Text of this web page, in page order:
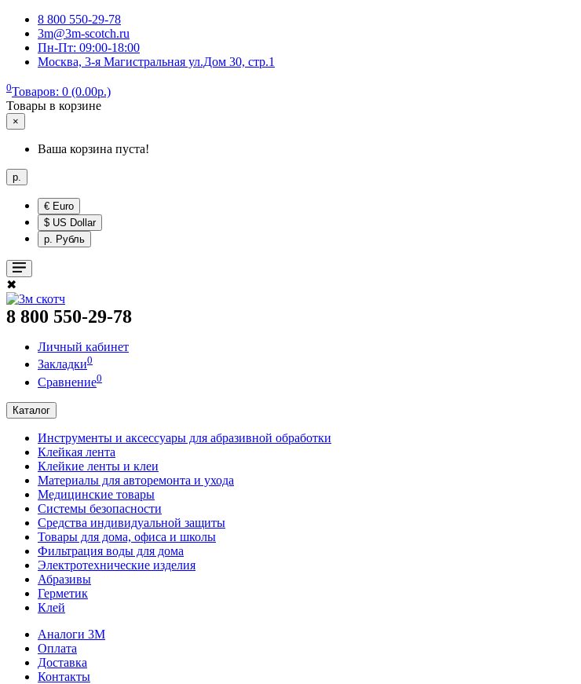
8 800 550-29-78
3m@3m-scotch.ru
Пн-Пт: 09:00-18:00
Москва, 3-я Магистральная ул.Дом 30, стр.1
0Товаров: 0 (0.00р.)
Товары в корзине
×
Ваша корзина пуста!
р.
€ Euro
$ US Dollar
р. Рубль
✖
8 800 550-29-78
Личный кабинет
Закладки0
Сравнение0
Каталог
Инструменты и аксессуары для абразивной обработки
Клейкая лента
Клейкие ленты и клеи
Материалы для авторемонта и ухода
Медицинские товары
Системы безопасности
Средства индивидуальной защиты
Товары для дома, офиса и школы
Фильтрация воды для дома
Электротехнические изделия
Абразивы
Герметик
Клей
Аналоги 3М
Оплата
Доставка
Контакты